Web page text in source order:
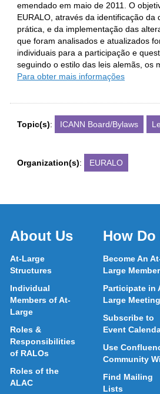
emendado em maio de 2011. O
EURALO, através da identificação
prática, e da implementação das
que foram analisados e atualizados
individuais para a participação e
seguindo o estilo das leis alemãs, os
Para obter mais informações
Topic(s): ICANN Board/Bylaws
Organization(s): EURALO
About Us
At-Large
Structures
Individual
Members of At-
Large
Roles &
Responsibilities
of RALOs
Roles of the
ALAC
How Do
Become An
Large Member
Participate in
Large
Subscribe to
Event
Use
Community
Find Mailing
Lists